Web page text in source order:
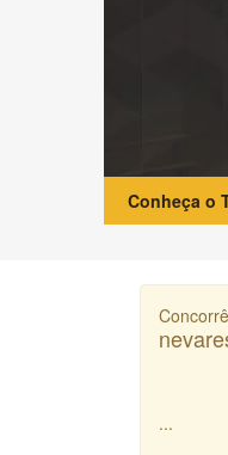
Conheça o
...